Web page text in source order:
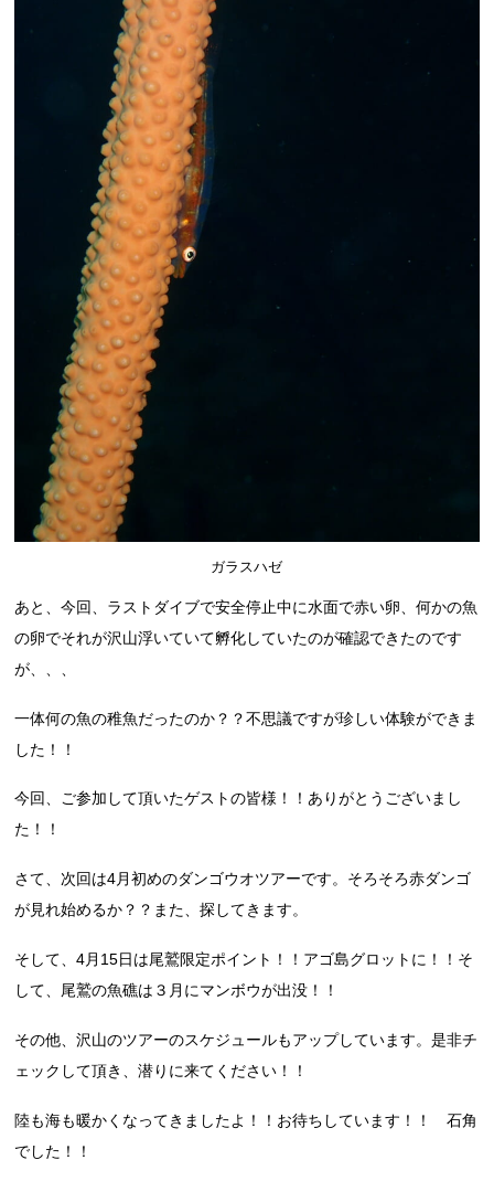
ガラスハゼ
あと、今回、ラストダイブで安全停止中に水面で赤い卵、何かの魚
の卵でそれが沢山浮いていて孵化していたのが確認できたのです
が、、、
一体何の魚の稚魚だったのか？？不思議ですが珍しい体験ができま
した！！
今回、ご参加して頂いたゲストの皆様！！ありがとうございまし
た！！
さて、次回は4月初めのダンゴウオツアーです。そろそろ赤ダンゴ
が見れ始めるか？？また、探してきます。
そして、4月15日は尾鷲限定ポイント！！アゴ島グロットに！！そ
して、尾鷲の魚礁は３月にマンボウが出没！！
その他、沢山のツアーのスケジュールもアップしています。是非チ
ェックして頂き、潜りに来てください！！
陸も海も暖かくなってきましたよ！！お待ちしています！！ 石角
でした！！